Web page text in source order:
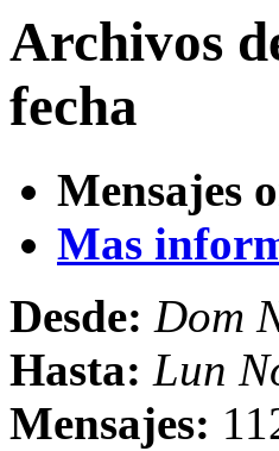
Archivos
fecha
Mensajes
Mas
Desde: Dom
Hasta: Lun
Mensajes: